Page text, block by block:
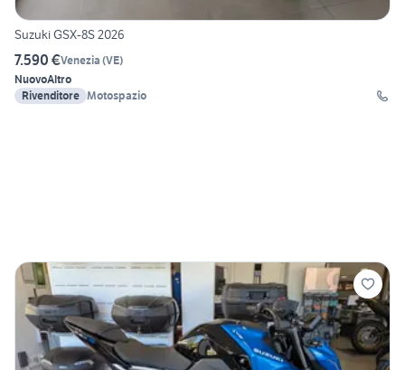
Suzuki GSX-8S 2026
7.590 €Venezia (VE)
NuovoAltro
Rivenditore Motospazio